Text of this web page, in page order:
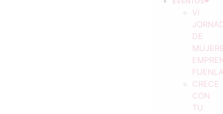
VI
DE
CRECE
CON
TU